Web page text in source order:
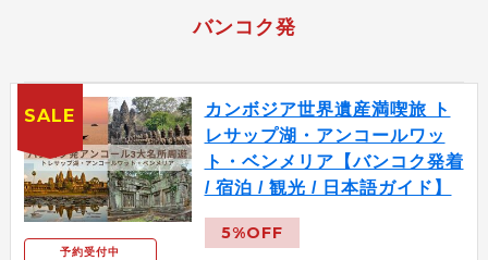
バンコク発
予約受付中
カンボジア世界遺産満喫旅 ト
レサップ湖・アンコールワッ
ト・ベンメリア【バンコク発着
/ 宿泊 / 観光 / 日本語ガイド】
5%OFF
SALE